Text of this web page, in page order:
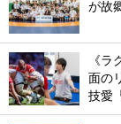
が故
《
面の
技愛